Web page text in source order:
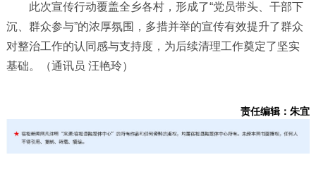
此次宣传行动覆盖全乡各村，形成了“党员带头、干部下
沉、群众参与”的浓厚氛围，多措并举的宣传有效提升了群众
对整治工作的认同感与支持度，为后续清理工作奠定了坚实
基础。（通讯员 汪艳玲）
责任编辑：朱宜